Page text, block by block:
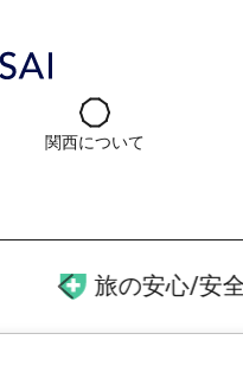
関西について
旅の安心/安